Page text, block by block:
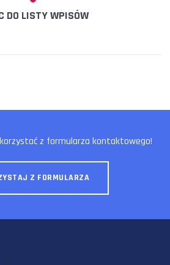
DO LISTY WPISÓW
z formularza kontaktowego!
Z FORMULARZA